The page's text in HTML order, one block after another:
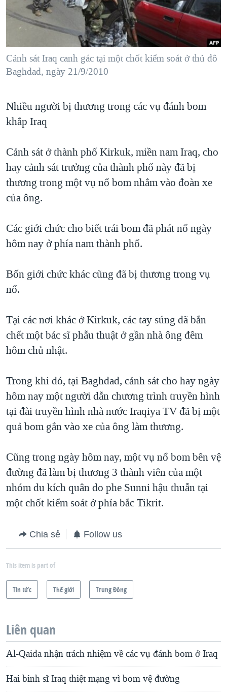
"Tìm"NGƯỜI VIỆT HẢI NGOẠI
ĐỜI SỐNG
KINH TẾ
KHOA HỌC
VĂN HOÁ
THỂ THAO
TẠI
HÀNH TRÌNH BẦU CỬ 2024
MỘT NĂM CHIẾN TRANH TẠI DẢI GAZA
GIẢI MÃ VÀNH ĐAI & CON ĐƯỜNG
NGÀY TỊ NẠN THẾ GIỚI
GROUND ZERO – XƯA VÀ NAY
CÁC GIÁ TRỊ CỘNG HÒA Ở VIỆT NAM
THƯỢNG ĐỈNH TRUMP-KIM TẠI VIỆT NAM
TRỊNH VĨNH BÌNH VS. CHÍNH PHỦ VIỆT NAM
NGƯ DÂN VIỆT VÀ LÀN SÓNG TRỘM HẢI SÂM
BÊN KIA QUỐC LỘ: TIẾNG VỌNG TỪ NÔNG THÔN MỸ
QUAN HỆ VIỆT MỸ
VIDEO
NGHE
MẠNG XÃ HỘI
Ngôn ngữ khác
Cảnh sát Iraq canh gác tại một chốt kiểm soát ở thủ đô
Baghdad, ngày 21/9/2010
Nhiều người bị thương trong các vụ đánh bom
khắp Iraq
Cảnh sát ở thành phố Kirkuk, miền nam Iraq, cho
hay cảnh sát trưởng của thành phố này đã bị
thương trong một vụ nổ bom nhắm vào đoàn xe
của ông.
Các giới chức cho biết trái bom đã phát nổ ngày
hôm nay ở phía nam thành phố.
Bốn giới chức khác cũng đã bị thương trong vụ
nổ.
Tại các nơi khác ở Kirkuk, các tay súng đã bắn
chết một bác sĩ phẫu thuật ở gần nhà ông đêm
hôm chủ nhật.
Trong khi đó, tại Baghdad, cảnh sát cho hay ngày
hôm nay một người dẫn chương trình truyền hình
tại đài truyền hình nhà nước Iraqiya TV đã bị một
quả bom gắn vào xe của ông làm thương.
Cũng trong ngày hôm nay, một vụ nổ bom bên vệ
đường đã làm bị thương 3 thành viên của một
nhóm du kích quân do phe Sunni hậu thuẫn tại
một chốt kiểm soát ở phía bắc Tikrit.
Chia sẻ Follow us
This item is part of
Tin tức Thế giới Trung Ðông
Liên quan
Al-Qaida nhận trách nhiệm về các vụ đánh bom ở Iraq
Hai binh sĩ Iraq thiệt mạng vì bom vệ đường